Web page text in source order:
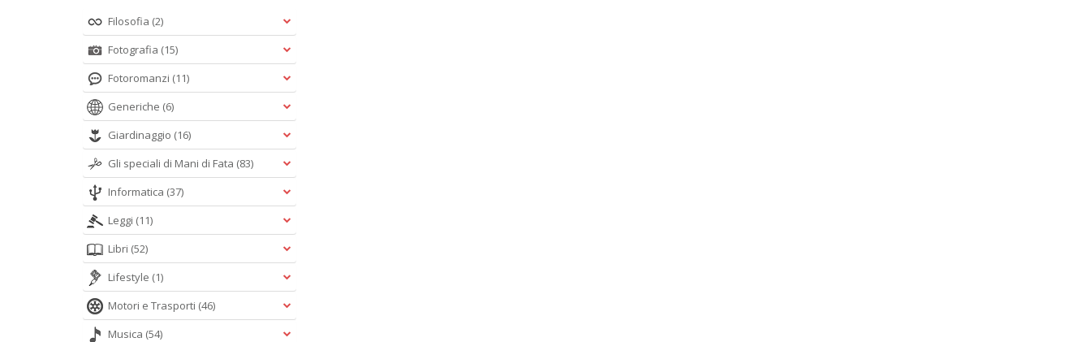
Filosofia (2)
Fotografia (15)
Fotoromanzi (11)
Generiche (6)
Giardinaggio (16)
Gli speciali di Mani di Fata (83)
Informatica (37)
Leggi (11)
Libri (52)
Lifestyle (1)
Motori e Trasporti (46)
Musica (54)